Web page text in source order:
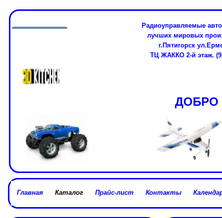
Радиоуправляемые
лучших мировых
г.Пятигорск
ТЦ ЖАККО 2-й этаж.
Главная Каталог Прайс-лист Контакты